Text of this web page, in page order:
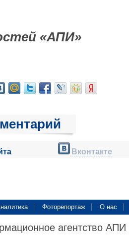
«АПИ»
Вконтакте
Фоторепортаж О нас
агентство